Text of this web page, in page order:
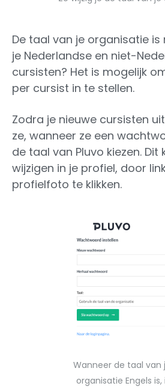
De taal van je organisatie is
je Nederlandse en niet-
cursisten? Het is mogelijk
per cursist in te stellen.
Zodra je nieuwe cursisten
ze, wanneer ze een
de taal van Pluvo kiezen. Dit
wijzigen in je profiel, door
profielfoto te klikken.
Wanneer de taal van
organisatie Engels is,